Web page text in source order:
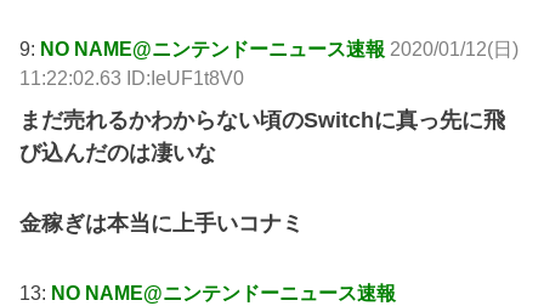
9: NO NAME@ニンテンドーニュース速報 2020/01/12(日)
11:22:02.63 ID:IeUF1t8V0
まだ売れるかわからない頃のSwitchに真っ先に飛
び込んだのは凄いな
金稼ぎは本当に上手いコナミ
13: NO NAME@ニンテンドーニュース速報